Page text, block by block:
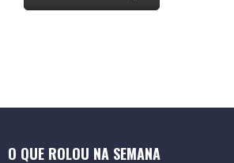
O QUE ROLOU NA SEMANA